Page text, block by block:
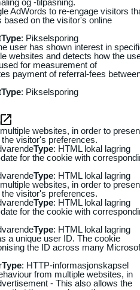
AdWords to re-engage visitors
on the visitor's online
Type: Pikselsporing
user has shown interest in
websites and detects how the
for measurement of
payment of referral-fees
Type: Pikselsporing
websites, in order to
visitor's preferences.
Type: HTML lokal lagring
for the cookie with
Type: HTML lokal lagring
websites, in order to
visitor's preferences.
Type: HTML lokal lagring
for the cookie with
Type: HTML lokal lagring
a unique user ID. The cookie
the ID across many
Type: HTTP-informasjonskapsel
from multiple websites, in
- This also allows the